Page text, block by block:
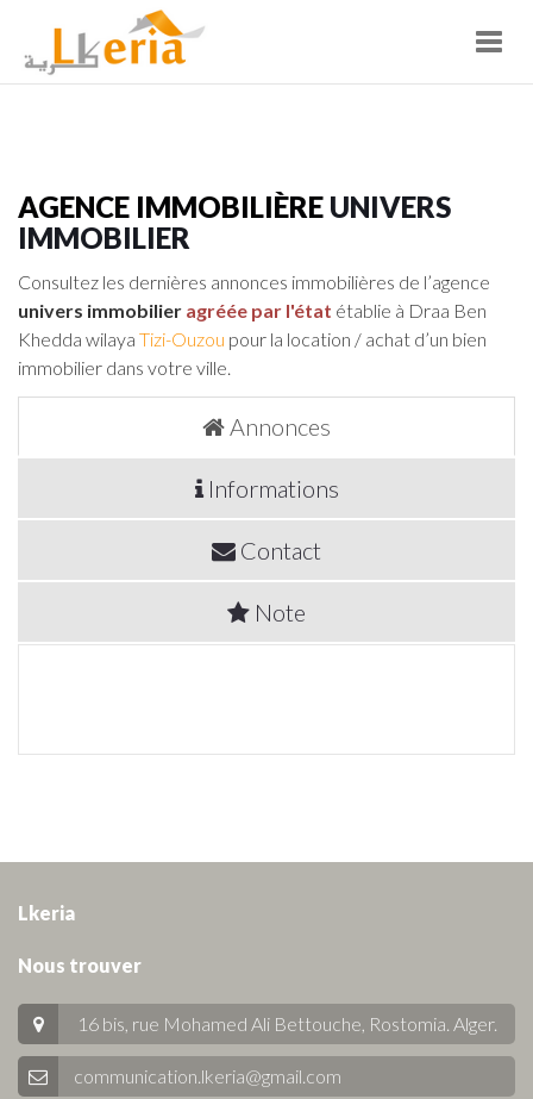
AGENCE IMMOBILIÈRE UNIVERS
IMMOBILIER
Consultez les dernières annonces immobilières de l’agence
univers immobilier agréée par l'état établie à Draa Ben
Khedda wilaya Tizi-Ouzou pour la location / achat d’un bien
immobilier dans votre ville.
Annonces
Informations
Contact
Note
Lkeria
Nous trouver
16 bis, rue Mohamed Ali Bettouche, Rostomia. Alger.
communication.lkeria@gmail.com